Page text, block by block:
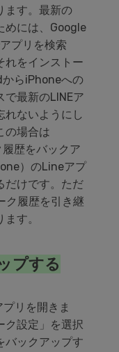
ます。最新の
めには、Google
プリを検索
れをインストー
らiPhoneへの
最新のLINEア
れないようにし
の場合は
歴をバックア
）のLineアプ
だけです。ただ
ク履歴を引き継
す。
プする
リを開きま
ク設定」を選択
バックアップす